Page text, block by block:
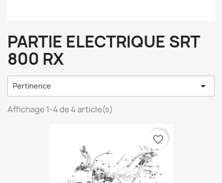
PARTIE ELECTRIQUE SRT
800 RX
Pertinence 
Affichage 1-4 de 4 article(s)
favorite_border